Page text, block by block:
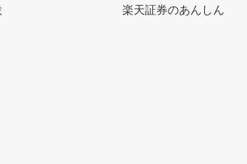
楽天証券のあんしん